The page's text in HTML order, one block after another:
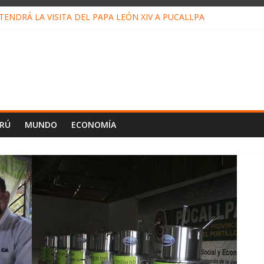
LA VISITA DEL PAPA LEÓN XIV A PUCALLPA
MUNDO ECONOMÍA